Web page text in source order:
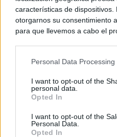
características de dispositivos.
otorgarnos su consentimiento
para que llevemos a cabo el
negar su consentimiento.
de su consentimiento, pero
rechazar tal procesamiento.
cualquier momento entrando
visitando nuestra política de
Personal Data
I want to opt-out of the
personal data.
Opted In
I want to opt-out of the
Personal Data.
Opted In